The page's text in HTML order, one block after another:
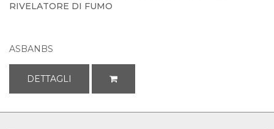
RIVELATORE DI FUMO
ASBANBS
DETTAGLI